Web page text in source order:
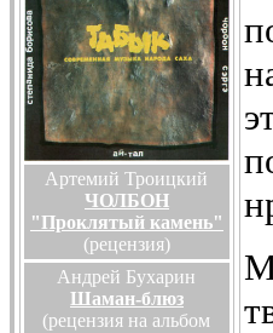
Артемий Троицкий
ЧОЛБОН
"Проклятый камень"
(рецензия)
Андрей Бухарин
Шаман-блюз
(рецензия на альбом